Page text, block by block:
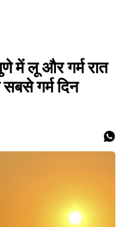
में लू और गर्म रात
गर्म दिन